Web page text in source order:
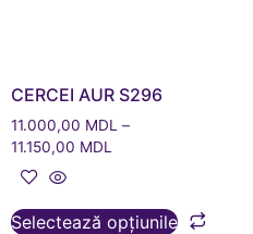
CERCEI AUR S296
11.000,00 MDL –
11.150,00 MDL
Selectează opțiunile